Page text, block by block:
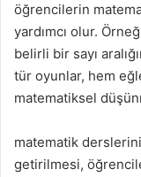
öğrencilerin
yardımcı olur.
belirli bir sayı
tür oyunlar, hem
matematiksel
matematik
getirilmesi,